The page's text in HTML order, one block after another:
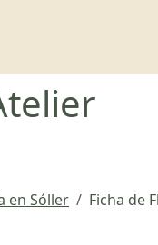
en Sóller Ficha de